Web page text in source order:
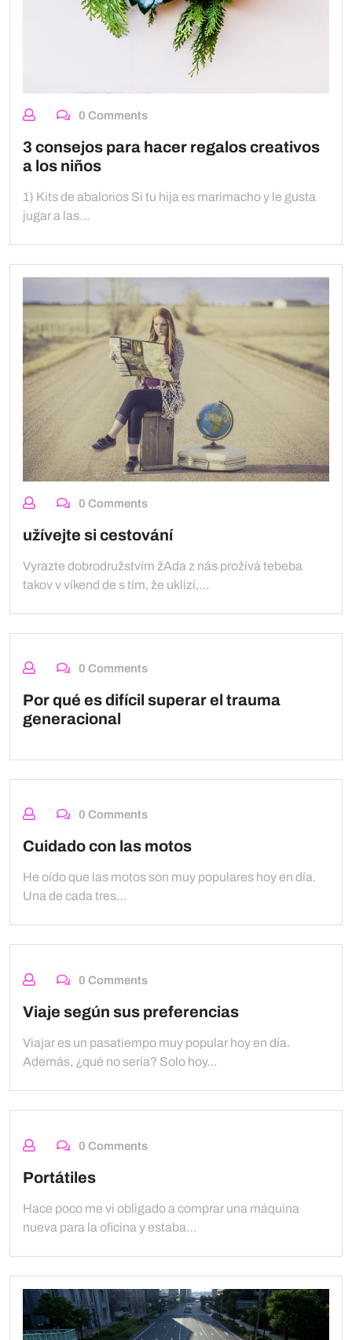
0 Comments
3 consejos para hacer regalos creativos
a los niños
1) Kits de abalorios Si tu hija es marimacho y le gusta
jugar a las…
0 Comments
užívejte si cestování
Vyrazte dobrodružstvím žAda z nás prožívá tebeba
takov v víkend de s tím, že uklízí,…
0 Comments
Por qué es difícil superar el trauma
generacional
0 Comments
Cuidado con las motos
He oído que las motos son muy populares hoy en día.
Una de cada tres…
0 Comments
Viaje según sus preferencias
Viajar es un pasatiempo muy popular hoy en día.
Además, ¿qué no sería? Solo hoy…
0 Comments
Portátiles
Hace poco me vi obligado a comprar una máquina
nueva para la oficina y estaba…